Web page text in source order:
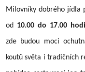
Milovníky dobrého jídla
od 10.00 do 17.00
zde budou moci
koutů světa i tradičních